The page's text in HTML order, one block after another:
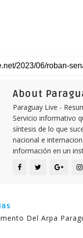
About
Paraguay Live -
Servicio informativo
síntesis de lo que
nacional e
información en un
Del Arpa